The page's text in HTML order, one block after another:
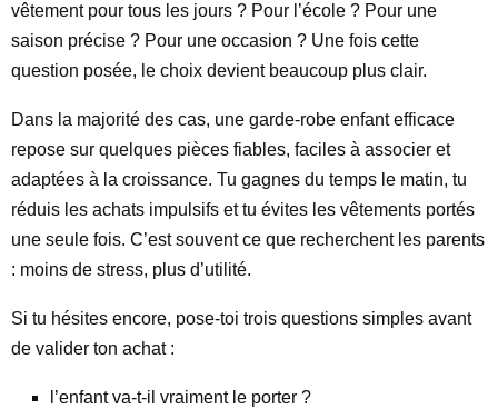
vêtement pour tous les jours ? Pour l’école ? Pour une
saison précise ? Pour une occasion ? Une fois cette
question posée, le choix devient beaucoup plus clair.
Dans la majorité des cas, une garde-robe enfant efficace
repose sur quelques pièces fiables, faciles à associer et
adaptées à la croissance. Tu gagnes du temps le matin, tu
réduis les achats impulsifs et tu évites les vêtements portés
une seule fois. C’est souvent ce que recherchent les parents
: moins de stress, plus d’utilité.
Si tu hésites encore, pose-toi trois questions simples avant
de valider ton achat :
l’enfant va-t-il vraiment le porter ?